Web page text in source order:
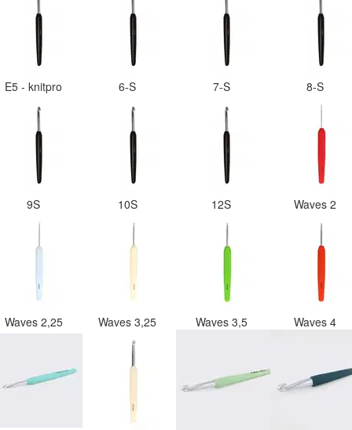
E5 - knitpro 6-S 7-S 8-S
9S 10S 12S Waves 2
Waves 2,25 Waves 3,25 Waves 3,5 Waves 4